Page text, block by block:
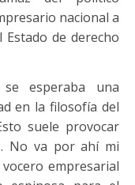
nacional a
de derecho
esperaba una
en la filosofía del
suele provocar
No va por ahí mi
empresarial